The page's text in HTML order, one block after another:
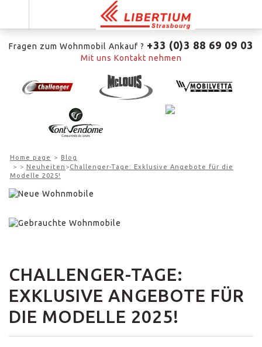
Fragen zum Wohnmobil Ankauf ? +33 (0)3 88 69 09 03
Mit uns Kontakt nehmen
Home page
Blog
> Neuheiten >Challenger-Tage: Exklusive Angebote für die
Modelle 2025!
CHALLENGER-TAGE:
EXKLUSIVE ANGEBOTE FÜR
DIE MODELLE 2025!